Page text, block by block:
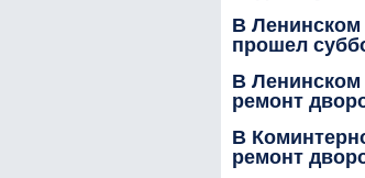
В
прошел
В Ленинском
ремонт
В
ремонт